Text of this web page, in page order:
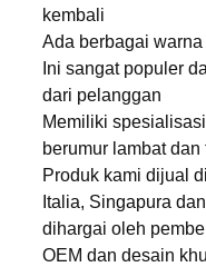
kembali
Ada berbagai
Ini sangat populer
dari pelanggan
Memiliki
berumur lambat
Produk kami dijual
Italia, Singapura
dihargai oleh
OEM dan desain